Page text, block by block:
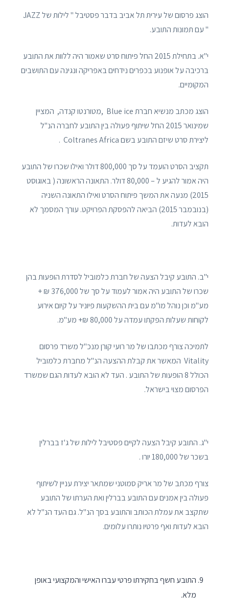
הוצג פרסום של עירית תל אביב בדבר פסטיבל " לילות של JAZZ
" עם תמונות התובע.
י"א. בתחילת 2015 החל פיתוח סרט שאמור היה ללוות את התובע
ברכיבה על אופנוע בכפרים נידחים באפריקה ונגינה עם התושבים
המקומיים.
הוצג מכתב מנשיא חברת Blue ice ,מטורנטו קנדה, המציין
שמינואר 2015 החל שיתוף פעולה בין התובע לחברה הנ"ל
ליצירת סרט שיזם התובע בשם Coltranes Africa .
תקציב הסרט הועמד על סך 800,000 דולר ואילו שכרו של התובע
היה אמור להגיע ל – 80,000 דולר. התאונה הראשונה ( באוגוסט
2015) מנעה את המשך פיתוח הסרט ואילו התאונה השניה
(בנובמבר 2015) הביאה להפסקת הפרויקט. עורך המסמך לא
הובא לעדות.
י"ב. התובע קיבל הצעה של חברת כלמוביל לסדרת הופעות בהן
שכרו של התובע היה אמור לעמוד על סך של 376,000 ₪ +
מע"מ וכן נוהל מו"מ עם בית ההשקעות פיוניר על קיום אירוע
לקוחות שעלות הפקתו עמדה על 80,000 ₪+ מע"מ.
לתמיכה צורף מכתבו של מר רועי קורן מנכ"ל משרד פרסום
Vitality המאשר את קבלת ההצעה הנ"ל מחברת כלמוביל
הכולל 8 הופעות של התובע . העד לא הובא לעדות הגם שמשרד
הפרסום מצוי בישראל.
י"ג. התובע קיבל הצעה לקיים פסטיבל לילות של ג'ז בברלין
בשכר של 180,000 יורו .
צורף מכתב של מר אריק סמוטני שמתאר יצירת עניין לשיתוף
פעולה בין אמנים עם התובע בברלין ואת הערתו של התובע
שתקצב את עמלת הכותב והתובע בסך הנ"ל. גם העד הנ"ל לא
הובא לעדות ואף פרטיו נותרו עלומים.
התובע חשף בחקירתו פרטי עברו האישי והמקצועי באופן
מלא.